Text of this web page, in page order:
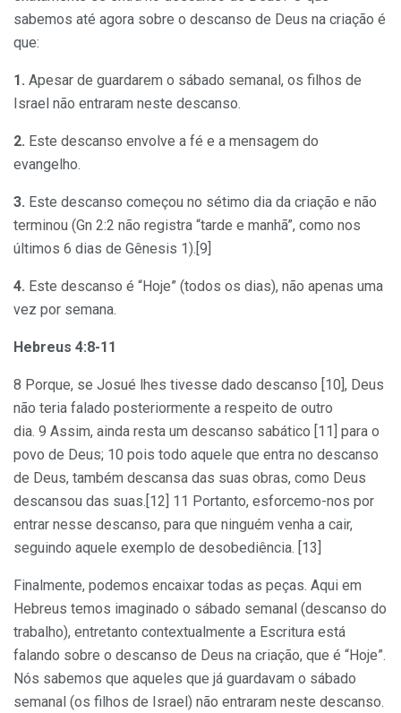
sabemos até agora sobre o descanso de Deus na criação é
que:
1. Apesar de guardarem o sábado semanal, os filhos de
Israel não entraram neste descanso.
2. Este descanso envolve a fé e a mensagem do
evangelho.
3. Este descanso começou no sétimo dia da criação e não
terminou (Gn 2:2 não registra “tarde e manhã”, como nos
últimos 6 dias de Gênesis 1).[9]
4. Este descanso é “Hoje” (todos os dias), não apenas uma
vez por semana.
Hebreus 4:8-11
8 Porque, se Josué lhes tivesse dado descanso [10], Deus
não teria falado posteriormente a respeito de outro
dia. 9 Assim, ainda resta um descanso sabático [11] para o
povo de Deus; 10 pois todo aquele que entra no descanso
de Deus, também descansa das suas obras, como Deus
descansou das suas.[12] 11 Portanto, esforcemo-nos por
entrar nesse descanso, para que ninguém venha a cair,
seguindo aquele exemplo de desobediência. [13]
Finalmente, podemos encaixar todas as peças. Aqui em
Hebreus temos imaginado o sábado semanal (descanso do
trabalho), entretanto contextualmente a Escritura está
falando sobre o descanso de Deus na criação, que é “Hoje”.
Nós sabemos que aqueles que já guardavam o sábado
semanal (os filhos de Israel) não entraram neste descanso.